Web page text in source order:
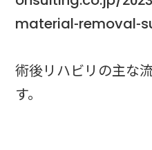
material-removal-
術後リハビリの主な
す。